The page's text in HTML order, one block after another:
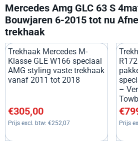
Mercedes Amg GLC 63 S
Bouwjaren 6-2015 tot nu
trekhaak
Trekhaak Mercedes M-
Klasse GLE W166 speciaal
AMG styling vaste trekhaak
vanaf 2011 tot 2018
Prijs: 305,00, exclusief btw: 252,07
€305,00
Prijs excl. btw: €252,07
–
Prijs